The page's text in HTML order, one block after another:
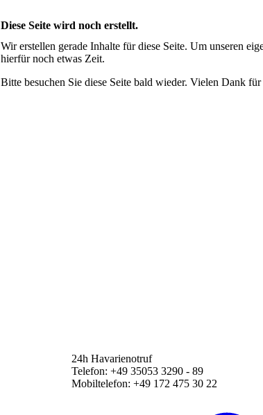
Diese Seite wird noch erstellt.
Wir erstellen gerade Inhalte für diese Seite. Um unseren
hierfür noch etwas Zeit.
Bitte besuchen Sie diese Seite bald wieder. Vielen Dank für
24h Havarienotruf
Telefon: +49 35053 3290 - 89
Mobiltelefon: +49 172 475 30 22